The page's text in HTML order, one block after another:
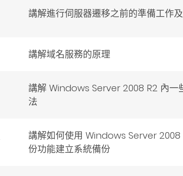
講解進行伺服器遷移之前的準備工作
講解域名服務的原理
講解 Windows Server 2008 R2 內一
法
講解如何使用 Windows Server 2008
份功能建立系統備份